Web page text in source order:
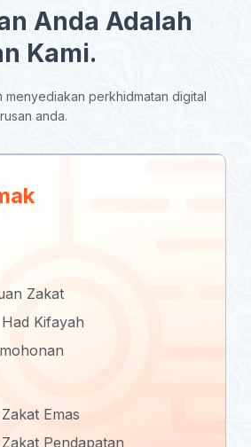
Anda Adalah
Kami.
menyediakan perkhidmatan digital
anda.
Zakat
Kifayah
Emas
Pendapatan